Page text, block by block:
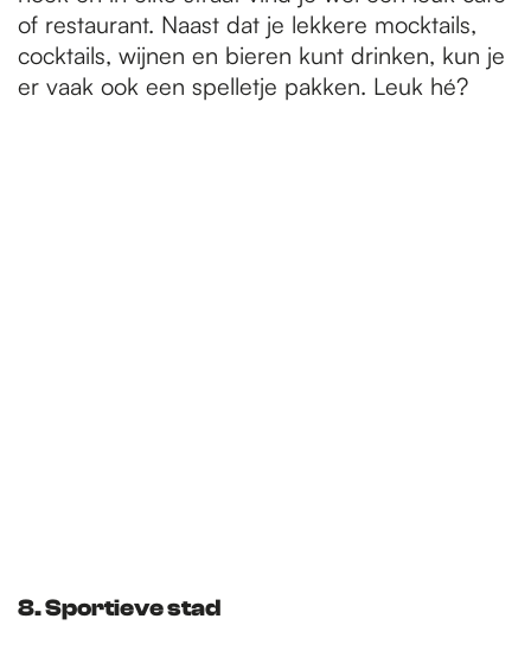
of restaurant. Naast dat je lekkere mocktails,
cocktails, wijnen en bieren kunt drinken, kun je
er vaak ook een spelletje pakken. Leuk hé?
8. Sportieve stad